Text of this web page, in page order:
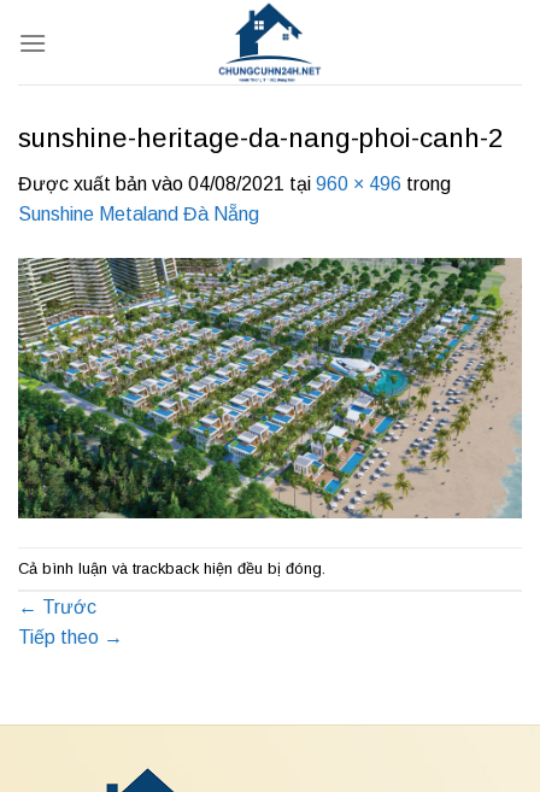
qua
sunshine-heritage-da-nang-phoi-canh-2
Được xuất bản vào 04/08/2021 tại 960 × 496 trong
Sunshine Metaland Đà Nẵng
Cả bình luận và trackback hiện đều bị đóng.
← Trước
Tiếp theo →